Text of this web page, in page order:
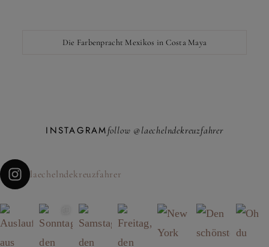
Die Farbenpracht Mexikos in Costa Maya
INSTAGRAM follow @laechelndekreuzfahrer
laechelndekreuzfahrer